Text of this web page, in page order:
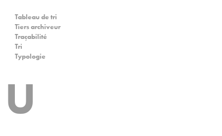
Tableau de tri
Tiers archiveur
Traçabilité
Tri
Typologie
U